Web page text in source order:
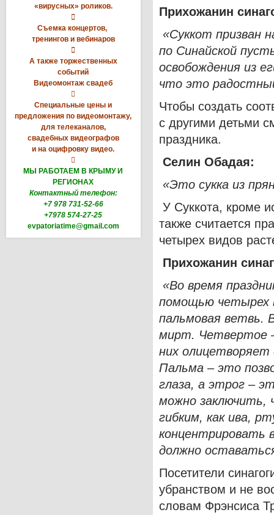
«вирусных» роликов.

Съемка концертов,
тренингов и вебинаров

А также торжественных
событий
Видеомонтаж свадеб

Специальные цены и
предложения по видеомонтажу,
для телеканалов,
свадебных видеографов
и на оцифровку видео.

МЫ РАБОТАЕМ В КРЫМУ И
РЕГИОНАХ
Контактный телефон:
+7 978 731-52-66
+7978 574-27-25
evpatoriatime@gmail.com
Прихожанин
«Суккот призван
по Синайской
освобождения из
что это
Чтобы создать
с другими детьми
праздника.
Селин Обадая:
«Это сукка из
У Суккота, кроме
также считается
четырех видов
Прихожанин
«Во время
помощью четырех
пальмовая ветвь.
мирт. Четвертое
них олицетворяет
Пальма – это
глаза, а этрог –
можно заключить,
гибким, как ива,
концентрировать
должно
Посетители
убранством и не
словам Фрэнсиса